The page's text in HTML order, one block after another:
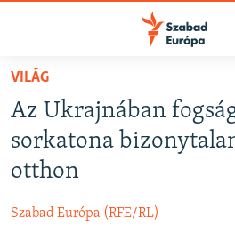
Akadálymentes
Ugrás
fő
oldalra
Ugrás
tartalomjegyzékre
NAPIRENDEN
AKTUÁLIS
PODCASTOK
ELEMZŐ
VILÁG
Az Ukrajnában
sorkatona
otthon
Szabad Európa (RFE/RL)
FELIRATKOZÁS
Spotify